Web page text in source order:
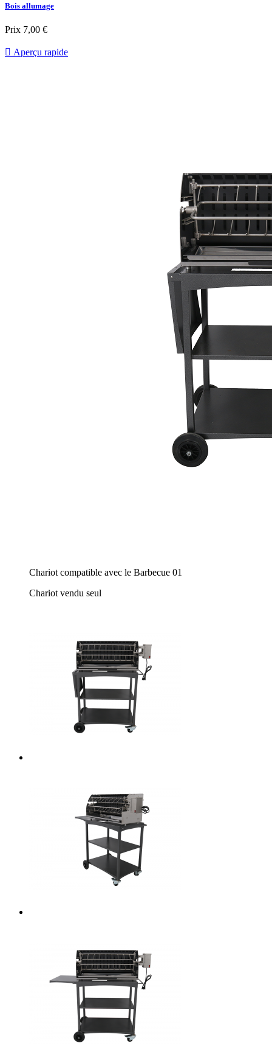
Bois allumage
Prix 7,00 €
 Aperçu rapide
Chariot compatible avec le Barbecue 01
Chariot vendu seul